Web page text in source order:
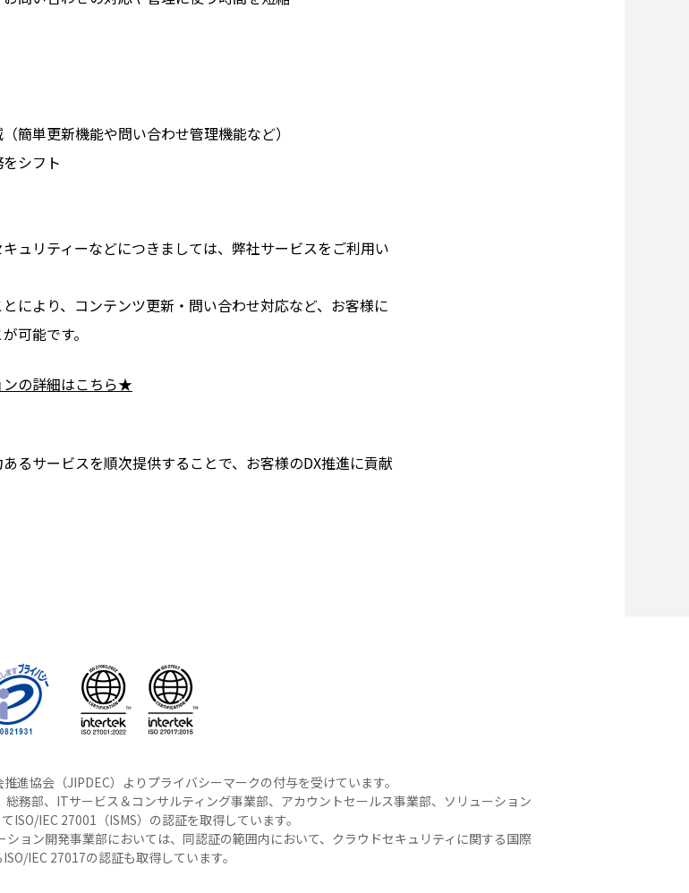
簡単更新機能や問い合わせ管理機能など）
シフト
ュリティーなどにつきましては、弊社サービスをご利用い
により、コンテンツ更新・問い合わせ対応など、お客様に
可能です。
の詳細はこちら★
るサービスを順次提供することで、お客様のDX推進に貢献
進協会（JIPDEC）よりプライバシーマークの付与を受けています。
務部、ITサービス＆コンサルティング事業部、アカウントセールス事業部、ソリューション
ISO/IEC 27001（ISMS）の認証を取得しています。
ョン開発事業部においては、同認証の範囲内において、クラウドセキュリティに関する国際
IEC 27017の認証も取得しています。